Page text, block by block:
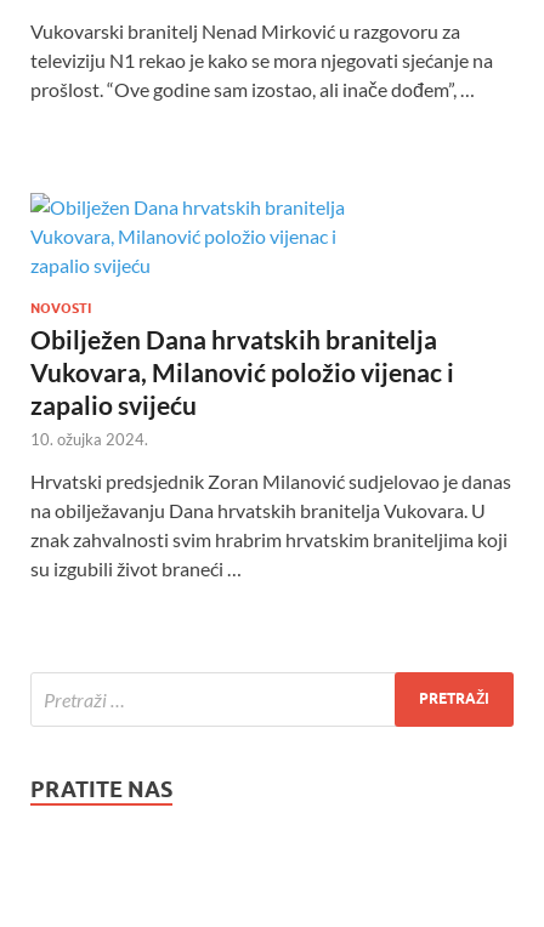
Vukovarski branitelj Nenad Mirković u razgovoru za
televiziju N1 rekao je kako se mora njegovati sjećanje na
prošlost. “Ove godine sam izostao, ali inače dođem”, …
NOVOSTI
Obilježen Dana hrvatskih branitelja
Vukovara, Milanović položio vijenac i
zapalio svijeću
10. ožujka 2024.
Hrvatski predsjednik Zoran Milanović sudjelovao je danas
na obilježavanju Dana hrvatskih branitelja Vukovara. U
znak zahvalnosti svim hrabrim hrvatskim braniteljima koji
su izgubili život braneći …
PRATITE NAS